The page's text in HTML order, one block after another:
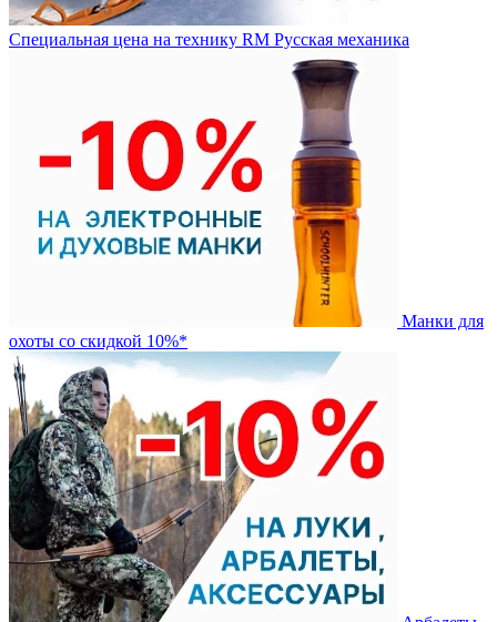
Специальная цена на технику RM Русская механика
Манки для
охоты со скидкой 10%*